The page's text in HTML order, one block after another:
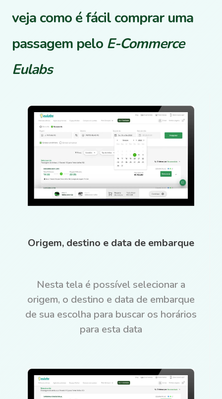
veja como é fácil comprar uma
passagem pelo E-Commerce
Eulabs
Origem, destino e data de embarque
Nesta tela é possível selecionar a
origem, o destino e data de embarque
de sua escolha para buscar os horários
para esta data